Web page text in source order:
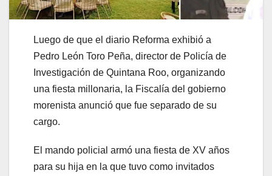
Luego de que el diario Reforma exhibió a
Pedro León Toro Peña, director de Policía de
Investigación de Quintana Roo, organizando
una fiesta millonaria, la Fiscalía del gobierno
morenista anunció que fue separado de su
cargo.
El mando policial armó una fiesta de XV años
para su hija en la que tuvo como invitados